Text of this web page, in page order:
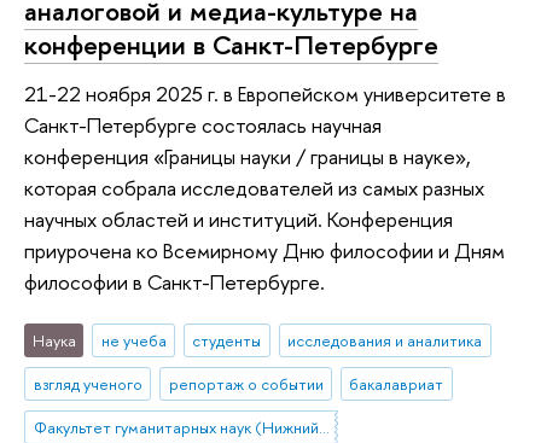
аналоговой и медиа-культуре на
конференции в Санкт-Петербурге
21-22 ноября 2025 г. в Европейском университете в
Санкт-Петербурге состоялась научная
конференция «Границы науки / границы в науке»,
которая собрала исследователей из самых разных
научных областей и институций. Конференция
приурочена ко Всемирному Дню философии и Дням
философии в Санкт-Петербурге.
Наука не учеба студенты
исследования и аналитика
взгляд ученого
репортаж о событии
бакалавриат
Факультет гуманитарных наук (Нижний Новгород)